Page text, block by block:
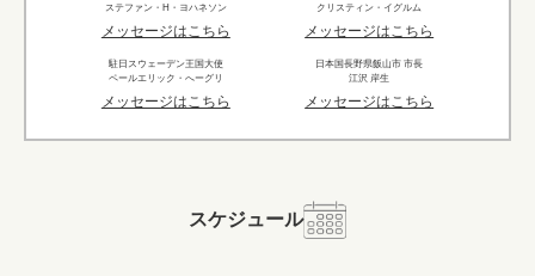
ステファン・H・ヨハネソン
メッセージはこちら
クリスティン・イグルム
メッセージはこちら
駐日スウェーデン王国大使
ペールエリック・へーグリ
メッセージはこちら
日本国長野県飯山市 市長
江沢 岸生
メッセージはこちら
スケジュール